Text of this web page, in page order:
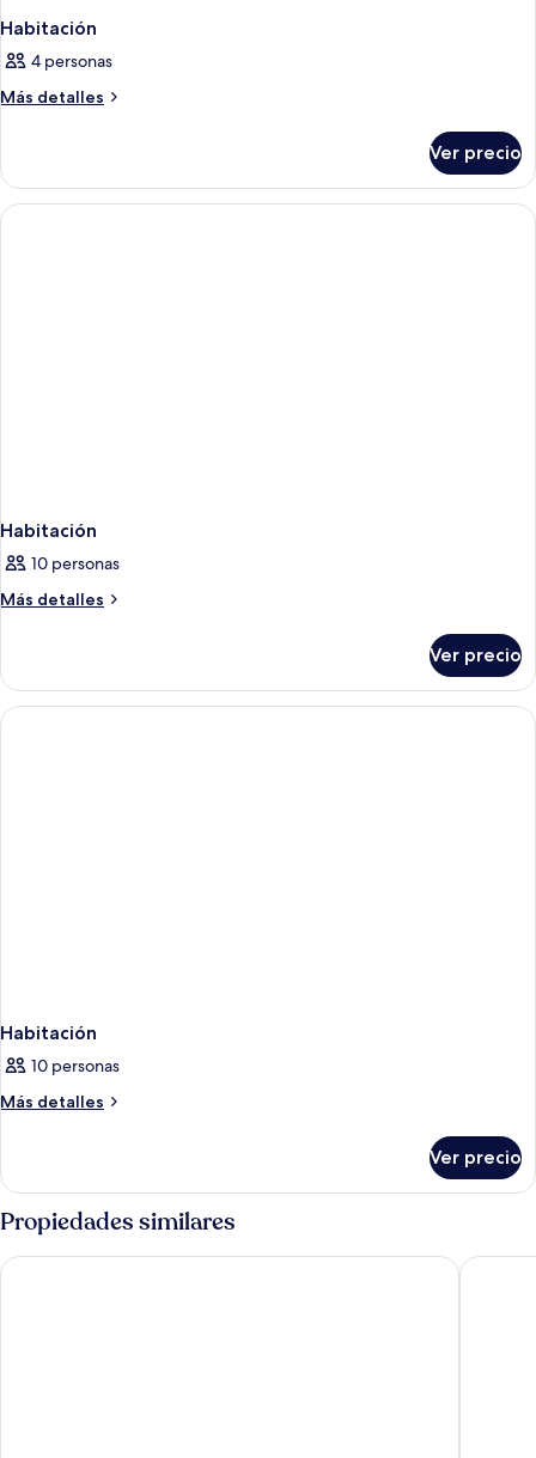
Habitación
4 personas
Más detalles
Más
Ver precio
Habitación
10 personas
Más detalles
Más
Ver precio
Habitación
10 personas
Más detalles
Más
Ver precio
Propiedades similares
Lx Boutique Hotel Esqina